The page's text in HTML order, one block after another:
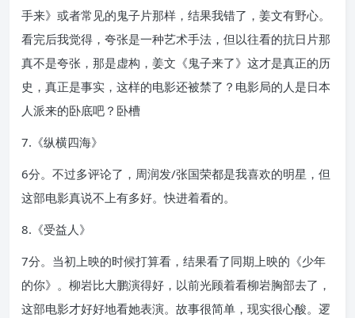
手来》或者常见的鬼子片那样，结果我错了，姜文有野心。
看完后我觉得，夸张是一种艺术手法，但以往看的抗日片那
真不是夸张，那是虚构，姜文《鬼子来了》这才是真正的历
史，真正是事实，这样的电影还被禁了？电影局的人是日本
人派来的卧底吧？卧槽
7.《纵横四海》
6分。不过多评论了，周润发/张国荣都是我喜欢的明星，但
这部电影真说不上有多好。快进着看的。
8.《受益人》
7分。当初上映的时候打算看，结果看了同期上映的《少年
的你》。柳岩比大鹏演得好，以前光顾着看柳岩胸部去了，
这部电影才好好地看她表演。故事很简单，现实很心酸。逻